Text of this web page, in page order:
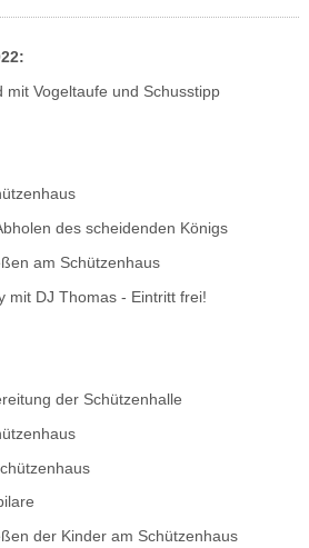
mit Vogeltaufe und Schusstipp
des scheidenden Königs
am Schützenhaus
mit DJ Thomas - Eintritt frei!
der Schützenhalle
der Kinder am Schützenhaus